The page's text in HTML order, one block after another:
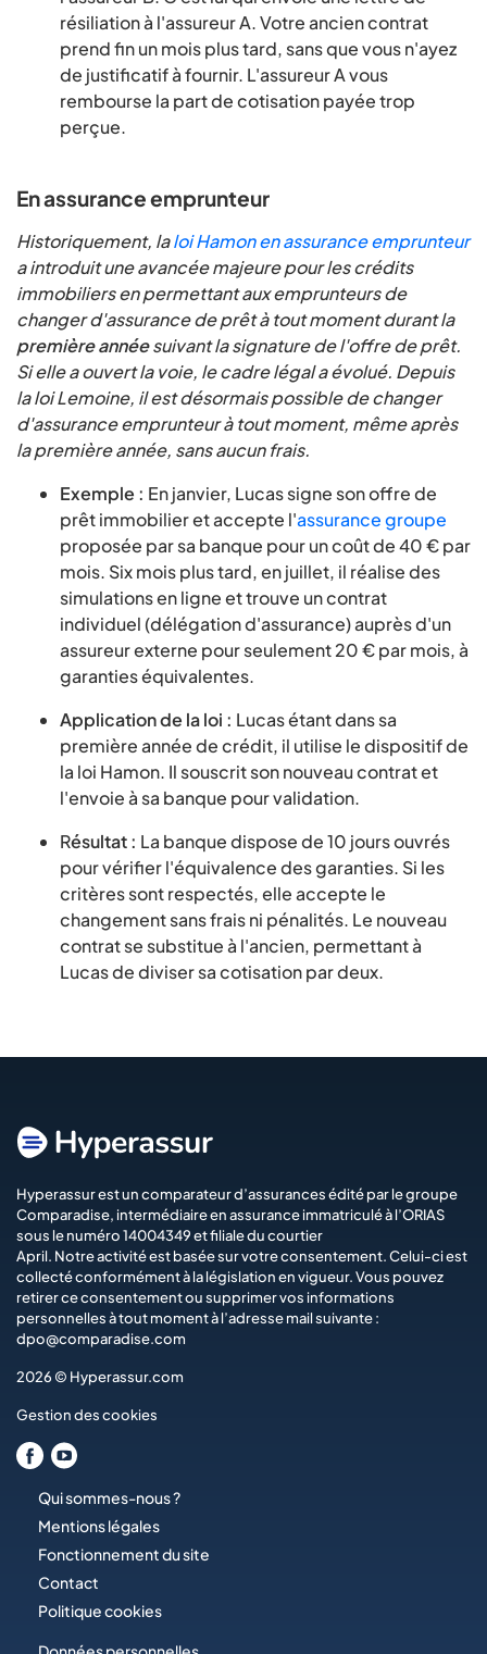
résiliation à l'assureur A. Votre ancien contrat
prend fin un mois plus tard, sans que vous n'ayez
de justificatif à fournir. L'assureur A vous
rembourse la part de cotisation payée trop
perçue.
En assurance emprunteur
Historiquement, laloi Hamon en assurance emprunteur
a introduit une avancée majeure pour les crédits
immobiliers en permettant aux emprunteurs de
changer d'assurance de prêt à tout moment durant la
première annéesuivant la signature de l'offre de prêt.
Si elle a ouvert la voie, le cadre légal a évolué. Depuis
la loi Lemoine, il est désormais possible de changer
d'assurance emprunteur à tout moment, même après
la première année, sans aucun frais.
Exemple : En janvier, Lucas signe son offre de
prêt immobilier et accepte l'assurance groupe
proposée par sa banque pour un coût de 40 € par
mois. Six mois plus tard, en juillet, il réalise des
simulations en ligne et trouve un contrat
individuel (délégation d'assurance) auprès d'un
assureur externe pour seulement 20 € par mois, à
garanties équivalentes.
Application de la loi : Lucas étant dans sa
première année de crédit, il utilise le dispositif de
la loi Hamon. Il souscrit son nouveau contrat et
l'envoie à sa banque pour validation.
Résultat : La banque dispose de 10 jours ouvrés
pour vérifier l'équivalence des garanties. Si les
critères sont respectés, elle accepte le
changement sans frais ni pénalités. Le nouveau
contrat se substitue à l'ancien, permettant à
Lucas de diviser sa cotisation par deux.
Hyperassur est un comparateur d’assurances édité par le groupe
Comparadise, intermédiaire en assurance immatriculé à l’ORIAS
sous le numéro 14004349 et filiale du courtier
April. Notre activité est basée sur votre consentement. Celui-ci est
collecté conformément à la législation en vigueur. Vous pouvez
retirer ce consentement ou supprimer vos informations
personnelles à tout moment à l’adresse mail suivante :
dpo@comparadise.com
2026 © Hyperassur.com
Gestion des cookies
Qui sommes-nous ?
Mentions légales
Fonctionnement du site
Contact
Politique cookies